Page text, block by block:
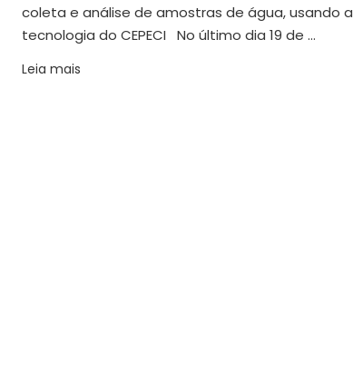
coleta e análise de amostras de água, usando a
tecnologia do CEPECI No último dia 19 de ...
Leia mais